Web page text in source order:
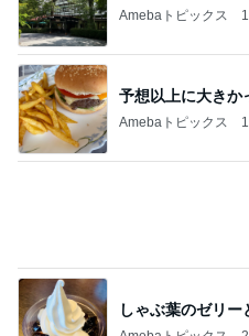
Amebaトピックス
予想以上に大きか
Amebaトピックス
しゃぶ葉のゼリー